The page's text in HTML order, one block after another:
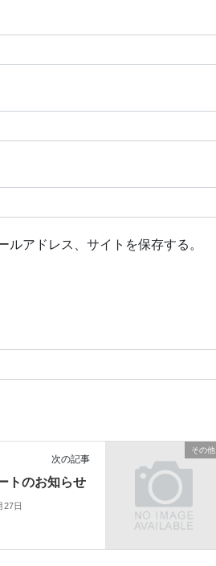
アドレス、サイトを保存する。
その他
次の記事
トのお知らせ
27日